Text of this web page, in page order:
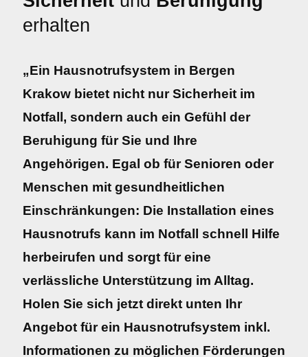
erhalten
„Ein Hausnotrufsystem in Bergen
Krakow bietet nicht nur Sicherheit im
Notfall, sondern auch ein Gefühl der
Beruhigung für Sie und Ihre
Angehörigen. Egal ob für Senioren oder
Menschen mit gesundheitlichen
Einschränkungen: Die Installation eines
Hausnotrufs kann im Notfall schnell Hilfe
herbeirufen und sorgt für eine
verlässliche Unterstützung im Alltag.
Holen Sie sich jetzt direkt unten Ihr
Angebot für ein Hausnotrufsystem inkl.
Informationen zu möglichen Förderungen